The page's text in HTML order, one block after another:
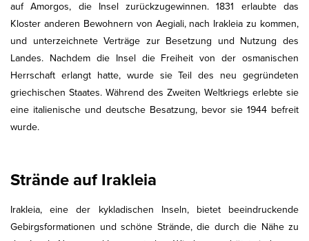
auf Amorgos, die Insel zurückzugewinnen. 1831 erlaubte das
Kloster anderen Bewohnern von Aegiali, nach Irakleia zu kommen,
und unterzeichnete Verträge zur Besetzung und Nutzung des
Landes. Nachdem die Insel die Freiheit von der osmanischen
Herrschaft erlangt hatte, wurde sie Teil des neu gegründeten
griechischen Staates. Während des Zweiten Weltkriegs erlebte sie
eine italienische und deutsche Besatzung, bevor sie 1944 befreit
wurde.
Strände auf Irakleia
Irakleia, eine der kykladischen Inseln, bietet beeindruckende
Gebirgsformationen und schöne Strände, die durch die Nähe zu